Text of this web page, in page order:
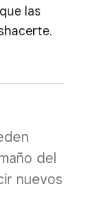
las
del
nuevos